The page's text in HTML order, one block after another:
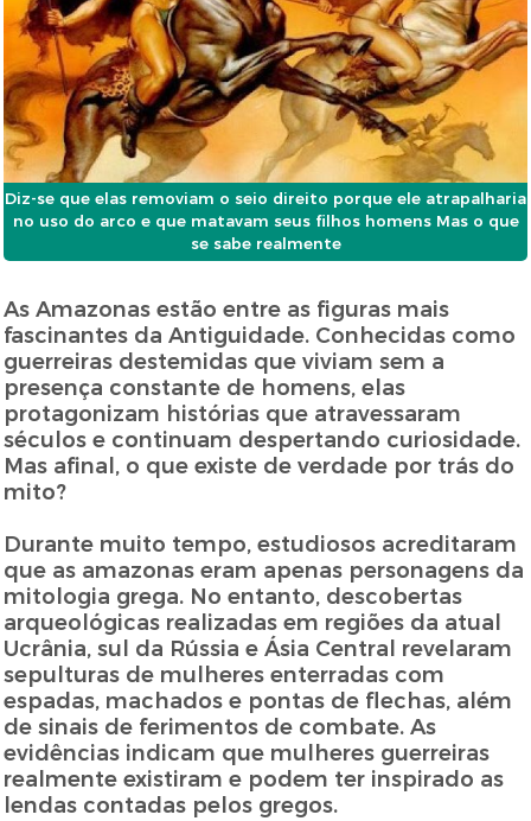
Diz-se que elas removiam o seio direito porque ele atrapalharia
no uso do arco e que matavam seus filhos homens Mas o que
se sabe realmente
As Amazonas estão entre as figuras mais
fascinantes da Antiguidade. Conhecidas como
guerreiras destemidas que viviam sem a
presença constante de homens, elas
protagonizam histórias que atravessaram
séculos e continuam despertando curiosidade.
Mas afinal, o que existe de verdade por trás do
mito?
Durante muito tempo, estudiosos acreditaram
que as amazonas eram apenas personagens da
mitologia grega. No entanto, descobertas
arqueológicas realizadas em regiões da atual
Ucrânia, sul da Rússia e Ásia Central revelaram
sepulturas de mulheres enterradas com
espadas, machados e pontas de flechas, além
de sinais de ferimentos de combate. As
evidências indicam que mulheres guerreiras
realmente existiram e podem ter inspirado as
lendas contadas pelos gregos.